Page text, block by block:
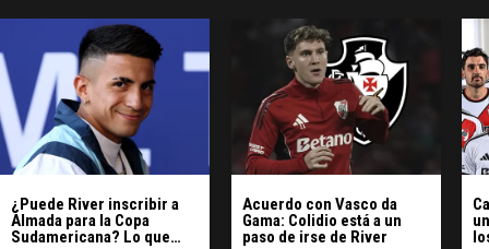
¿Puede River inscribir a
Almada para la Copa
Sudamericana? Lo que
Acuerdo con Vasco da
Gama: Colidio está a un
paso de irse de River